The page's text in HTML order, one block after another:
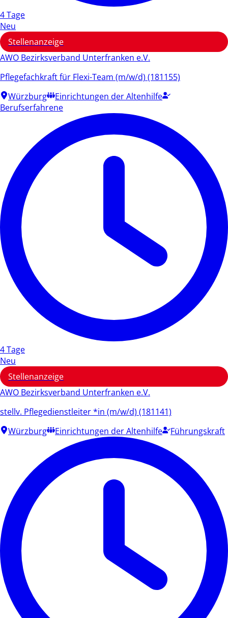
4 Tage
Neu
Stellenanzeige
AWO Bezirksverband Unterfranken e.V.
Pflegefachkraft für Flexi-Team (m/w/d) (181155)
Würzburg
Einrichtungen der Altenhilfe
Berufserfahrene
4 Tage
Neu
Stellenanzeige
AWO Bezirksverband Unterfranken e.V.
stellv. Pflegedienstleiter *in (m/w/d) (181141)
Würzburg
Einrichtungen der Altenhilfe Führungskraft